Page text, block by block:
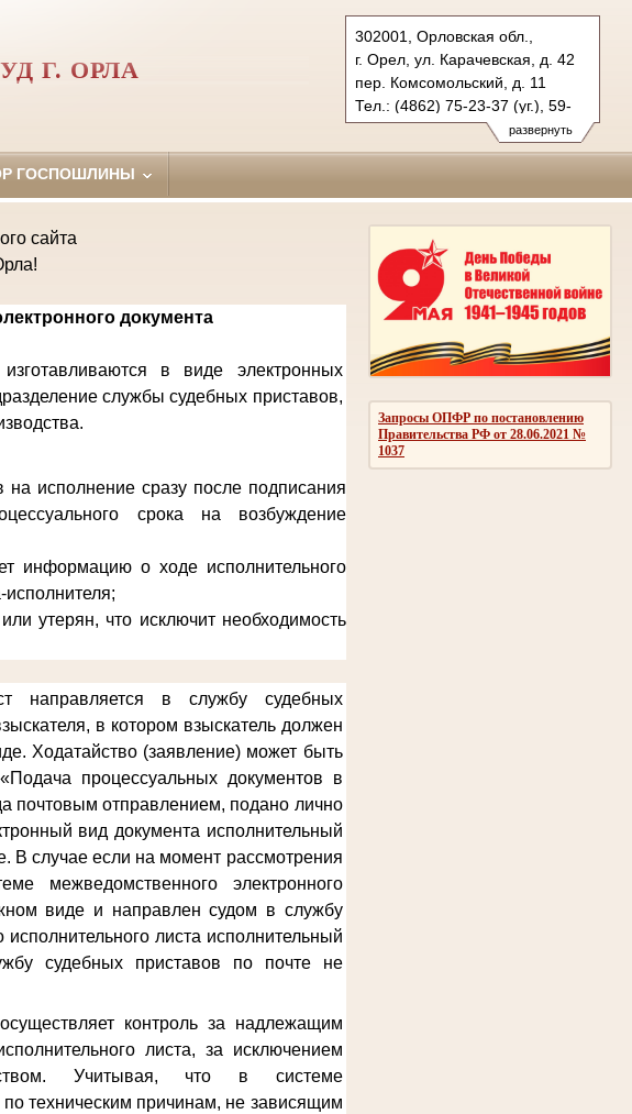
развернуть
302001, Орловская обл.,
г. Орел, ул. Карачевская, д. 42
пер. Комсомольский, д. 11
Тел.: (4862) 75-23-37 (уг.), 59-
63-47 (гражд.)
zavodskoy.orl@sudrf.ru
Г. ОРЛА
ГОСПОШЛИНЫ
Запросы ОПФР по постановлению
Правительства РФ от 28.06.2021 №
1037
сайта
документа
в виде электронных
службы судебных приставов,
на исполнение сразу после подписания
срока на возбуждение
информацию о ходе исполнительного
исполнителя;
утерян, что исключит необходимость
направляется в службу судебных
в котором взыскатель должен
. Ходатайство (заявление) может быть
процессуальных документов в
почтовым отправлением, подано лично
вид документа исполнительный
В случае если на момент рассмотрения
межведомственного электронного
виде и направлен судом в службу
листа исполнительный
судебных приставов по почте не
контроль за надлежащим
листа, за исключением
Учитывая, что в системе
техническим причинам, не зависящим